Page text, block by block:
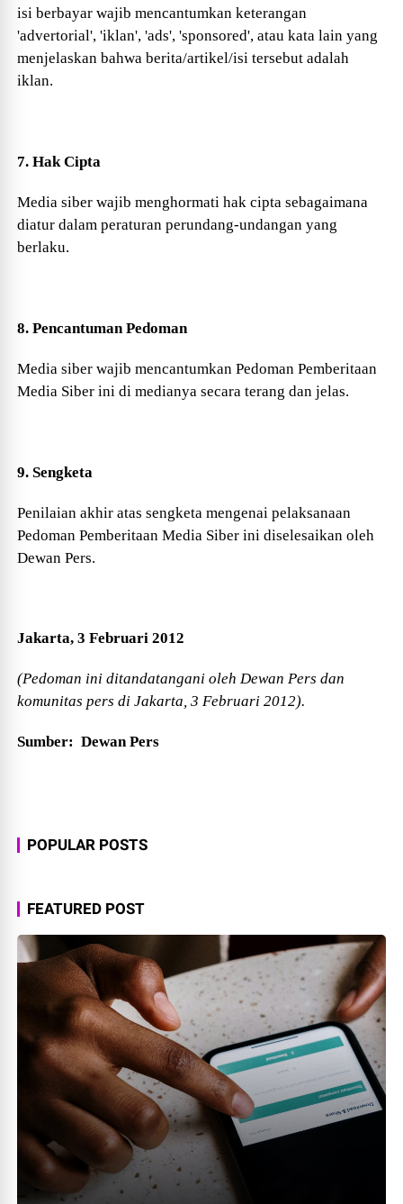
isi berbayar wajib mencantumkan keterangan
'advertorial', 'iklan', 'ads', 'sponsored', atau kata lain yang
menjelaskan bahwa berita/artikel/isi tersebut adalah
iklan.
7. Hak Cipta
Media siber wajib menghormati hak cipta sebagaimana
diatur dalam peraturan perundang-undangan yang
berlaku.
8. Pencantuman Pedoman
Media siber wajib mencantumkan Pedoman Pemberitaan
Media Siber ini di medianya secara terang dan jelas.
9. Sengketa
Penilaian akhir atas sengketa mengenai pelaksanaan
Pedoman Pemberitaan Media Siber ini diselesaikan oleh
Dewan Pers.
Jakarta, 3 Februari 2012
(Pedoman ini ditandatangani oleh Dewan Pers dan
komunitas pers di Jakarta, 3 Februari 2012).
Sumber: Dewan Pers
POPULAR POSTS
FEATURED POST